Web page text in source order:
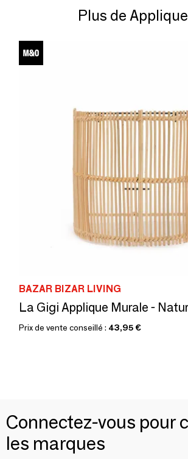
Plus de
BAZAR BIZAR LIVING
La Gigi Applique Murale -
Prix de vente conseillé : 43,95 €
Connectez-vous pour
les marques